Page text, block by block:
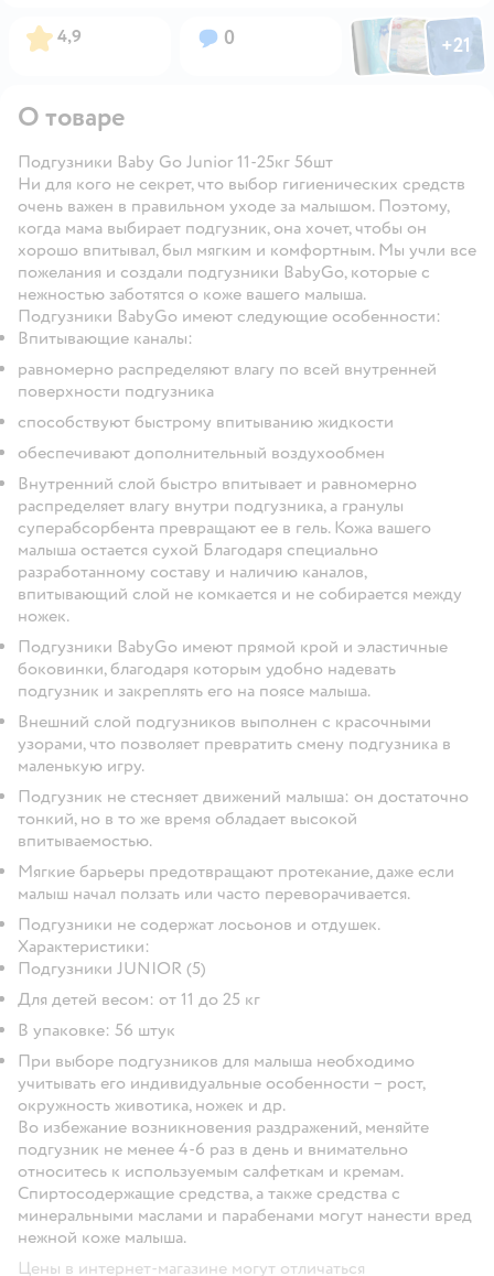
Рейтинг:
4,9 Вопросов:
0 ФотоФотоФото
+21
Открыть
О товаре
Подгузники Baby Go Junior 11-25кг 56шт
Ни для кого не секрет, что выбор гигиенических средств
очень важен в правильном уходе за малышом. Поэтому,
когда мама выбирает подгузник, она хочет, чтобы он
хорошо впитывал, был мягким и комфортным. Мы учли все
пожелания и создали подгузники BabyGo, которые c
нежностью заботятся о коже вашего малыша.
Подгузники BabyGo имеют следующие особенности:
Впитывающие каналы:
равномерно распределяют влагу по всей внутренней
поверхности подгузника
способствуют быстрому впитыванию жидкости
обеспечивают дополнительный воздухообмен
Внутренний слой быстро впитывает и равномерно
распределяет влагу внутри подгузника, а гранулы
суперабсорбента превращают ее в гель. Кожа вашего
малыша остается сухой Благодаря специально
разработанному составу и наличию каналов,
впитывающий слой не комкается и не собирается между
ножек.
Подгузники BabyGo имеют прямой крой и эластичные
боковинки, благодаря которым удобно надевать
подгузник и закреплять его на поясе малыша.
Внешний слой подгузников выполнен с красочными
узорами, что позволяет превратить смену подгузника в
маленькую игру.
Подгузник не стесняет движений малыша: он достаточно
тонкий, но в то же время обладает высокой
впитываемостью.
Мягкие барьеры предотвращают протекание, даже если
малыш начал ползать или часто переворачивается.
Подгузники не содержат лосьонов и отдушек.
Характеристики:
Подгузники JUNIOR (5)
Для детей весом: от 11 до 25 кг
В упаковке: 56 штук
При выборе подгузников для малыша необходимо
учитывать его индивидуальные особенности – рост,
окружность животика, ножек и др.
Во избежание возникновения раздражений, меняйте
подгузник не менее 4-6 раз в день и внимательно
относитесь к используемым салфеткам и кремам.
Спиртосодержащие средства, а также средства с
минеральными маслами и парабенами могут нанести вред
нежной коже малыша.
Цены в интернет-магазине могут отличаться